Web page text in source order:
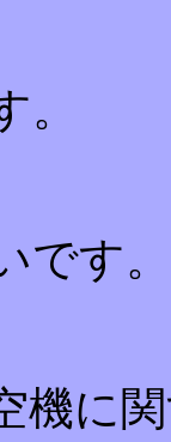
です。
機に